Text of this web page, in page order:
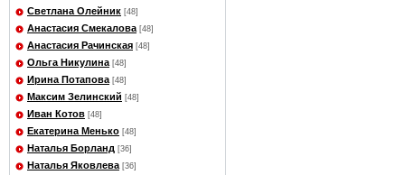
Светлана Олейник [48]
Анастасия Смекалова [48]
Анастасия Рачинская [48]
Ольга Никулина [48]
Ирина Потапова [48]
Максим Зелинский [48]
Иван Котов [48]
Екатерина Менько [48]
Наталья Борланд [36]
Наталья Яковлева [36]